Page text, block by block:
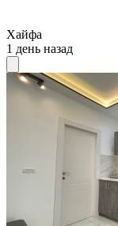
Хайфа
1 день назад